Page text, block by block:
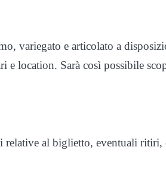
variegato e articolato a
location. Sarà così possibile
al biglietto, eventuali ritiri,